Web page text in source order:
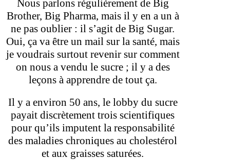
Nous parlons régulièrement de Big
Brother, Big Pharma, mais il y en a un à
ne pas oublier : il s’agit de Big Sugar.
Oui, ça va être un mail sur la santé, mais
je voudrais surtout revenir sur comment
on nous a vendu le sucre ; il y a des
leçons à apprendre de tout ça.
Il y a environ 50 ans, le lobby du sucre
payait discrètement trois scientifiques
pour qu’ils imputent la responsabilité
des maladies chroniques au cholestérol
et aux graisses saturées.